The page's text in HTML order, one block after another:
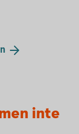
inte